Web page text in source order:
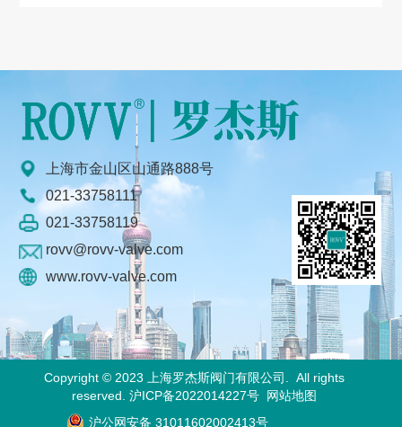
上海市金山区山通路888号
021-33758111
021-33758119
rovv@rovv-valve.com
www.rovv-valve.com
Copyright © 2023 上海罗杰斯阀门有限公司. All rights
reserved. 沪ICP备2022014227号 网站地图
沪公网安备 31011602002413号